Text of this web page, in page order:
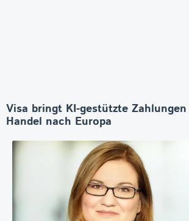
Visa bringt KI-gestützte
Handel nach Europa